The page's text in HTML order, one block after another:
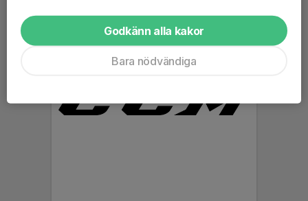
Godkänn alla kakor
Bara nödvändiga